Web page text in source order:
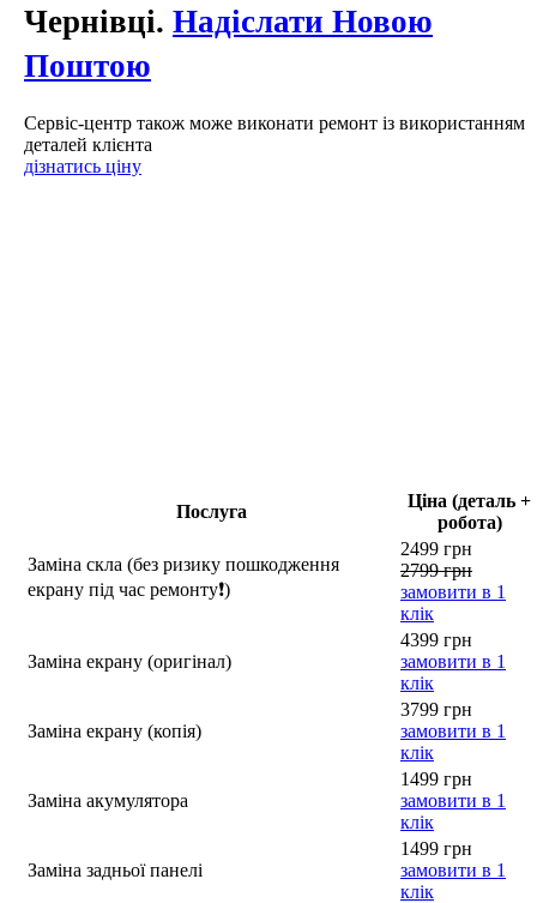
Чернівці. Надіслати Новою
Поштою
Сервіс-центр також може виконати ремонт із використанням
деталей клієнта
дізнатись ціну
Послуга
Ціна (деталь +
робота)
Заміна скла (без ризику пошкодження
екрану під час ремонту❗)
2499 грн
2799 грн
замовити в 1
клік
Заміна екрану (оригінал)
4399 грн
замовити в 1
клік
Заміна екрану (копія)
3799 грн
замовити в 1
клік
Заміна акумулятора
1499 грн
замовити в 1
клік
Заміна задньої панелі
1499 грн
замовити в 1
клік